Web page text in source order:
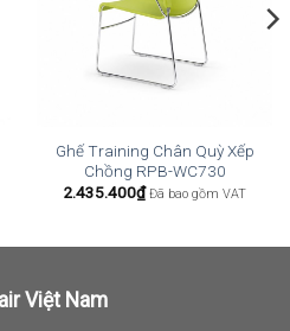
Ghế Training Chân Quỳ Xếp
Chồng RPB-WC730
2.435.400₫ Đã bao gồm VAT
Việt Nam